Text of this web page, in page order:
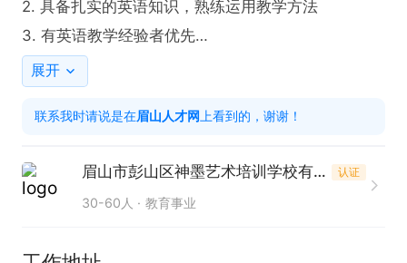
2. 具备扎实的英语知识，熟练运用教学方法
3. 有英语教学经验者优先
4.可接受应届毕业生
8:30-12:00，14:00-18:00
展开
联系我时请说是在眉山人才网 上看到的，谢谢！
眉山市彭山区神墨艺术培训学校有限公司 认证
30-60人 教育事业